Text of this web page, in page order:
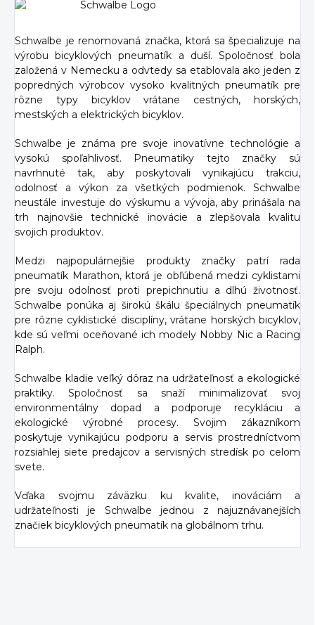
Schwalbe je renomovaná značka, ktorá sa špecializuje na
výrobu bicyklových pneumatík a duší. Spoločnosť bola
založená v Nemecku a odvtedy sa etablovala ako jeden z
popredných výrobcov vysoko kvalitných pneumatík pre
rôzne typy bicyklov vrátane cestných, horských,
mestských a elektrických bicyklov.
Schwalbe je známa pre svoje inovatívne technológie a
vysokú spoľahlivosť. Pneumatiky tejto značky sú
navrhnuté tak, aby poskytovali vynikajúcu trakciu,
odolnosť a výkon za všetkých podmienok. Schwalbe
neustále investuje do výskumu a vývoja, aby prinášala na
trh najnovšie technické inovácie a zlepšovala kvalitu
svojich produktov.
Medzi najpopulárnejšie produkty značky patrí rada
pneumatík Marathon, ktorá je obľúbená medzi cyklistami
pre svoju odolnosť proti prepichnutiu a dlhú životnosť.
Schwalbe ponúka aj širokú škálu špeciálnych pneumatík
pre rôzne cyklistické disciplíny, vrátane horských bicyklov,
kde sú veľmi oceňované ich modely Nobby Nic a Racing
Ralph.
Schwalbe kladie veľký dôraz na udržateľnosť a ekologické
praktiky. Spoločnosť sa snaží minimalizovať svoj
environmentálny dopad a podporuje recykláciu a
ekologické výrobné procesy. Svojim zákazníkom
poskytuje vynikajúcu podporu a servis prostredníctvom
rozsiahlej siete predajcov a servisných stredísk po celom
svete.
Vďaka svojmu záväzku ku kvalite, inováciám a
udržateľnosti je Schwalbe jednou z najuznávanejších
značiek bicyklových pneumatík na globálnom trhu.